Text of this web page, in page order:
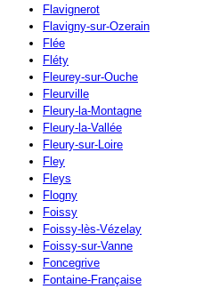
Flavignerot
Flavigny-sur-Ozerain
Flée
Fléty
Fleurey-sur-Ouche
Fleurville
Fleury-la-Montagne
Fleury-la-Vallée
Fleury-sur-Loire
Fley
Fleys
Flogny
Foissy
Foissy-lès-Vézelay
Foissy-sur-Vanne
Foncegrive
Fontaine-Française